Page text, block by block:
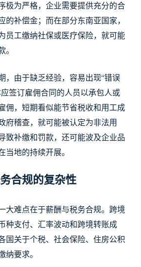
极为严格，企业需要提供充分的合
的补偿金；而在部分东南亚国家，
员工缴纳社保或医疗保险，就可能
。
，由于缺乏经验，容易出现“错误
签订雇佣合同的人员以承包人或
佣，短期看似能节省税收和用工成
府稽查，就可能被认定为非法用
致补缴和罚款，还可能波及企业品
当地的持续开展。
合规的复杂性
大难点在于薪酬与税务合规。跨境
种支付、汇率波动和跨境转账成
国关于个税、社会保险、住房公积
纳要求。